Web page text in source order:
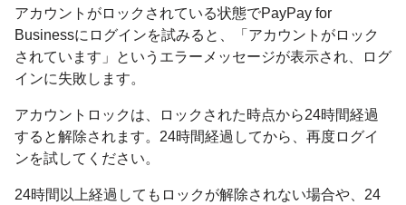
アカウントがロックされている状態でPayPay for
Businessにログインを試みると、「アカウントがロック
されています」というエラーメッセージが表示され、ログ
インに失敗します。
アカウントロックは、ロックされた時点から24時間経過
すると解除されます。24時間経過してから、再度ログイ
ンを試してください。
24時間以上経過してもロックが解除されない場合や、24